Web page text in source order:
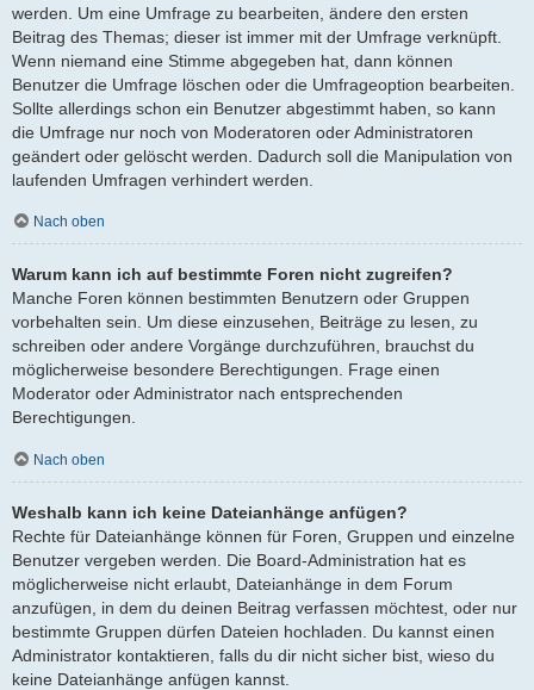
werden. Um eine Umfrage zu bearbeiten, ändere den ersten
Beitrag des Themas; dieser ist immer mit der Umfrage verknüpft.
Wenn niemand eine Stimme abgegeben hat, dann können
Benutzer die Umfrage löschen oder die Umfrageoption bearbeiten.
Sollte allerdings schon ein Benutzer abgestimmt haben, so kann
die Umfrage nur noch von Moderatoren oder Administratoren
geändert oder gelöscht werden. Dadurch soll die Manipulation von
laufenden Umfragen verhindert werden.
Nach oben
Warum kann ich auf bestimmte Foren nicht zugreifen?
Manche Foren können bestimmten Benutzern oder Gruppen
vorbehalten sein. Um diese einzusehen, Beiträge zu lesen, zu
schreiben oder andere Vorgänge durchzuführen, brauchst du
möglicherweise besondere Berechtigungen. Frage einen
Moderator oder Administrator nach entsprechenden
Berechtigungen.
Nach oben
Weshalb kann ich keine Dateianhänge anfügen?
Rechte für Dateianhänge können für Foren, Gruppen und einzelne
Benutzer vergeben werden. Die Board-Administration hat es
möglicherweise nicht erlaubt, Dateianhänge in dem Forum
anzufügen, in dem du deinen Beitrag verfassen möchtest, oder nur
bestimmte Gruppen dürfen Dateien hochladen. Du kannst einen
Administrator kontaktieren, falls du dir nicht sicher bist, wieso du
keine Dateianhänge anfügen kannst.